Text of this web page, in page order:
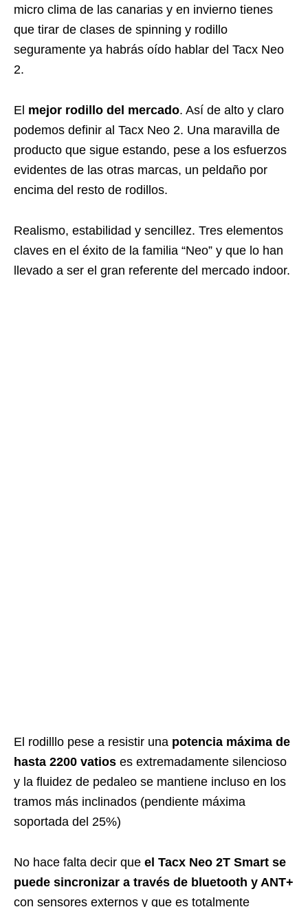
micro clima de las canarias y en invierno tienes
que tirar de clases de spinning y rodillo
seguramente ya habrás oído hablar del Tacx Neo
2.
El mejor rodillo del mercado. Así de alto y claro
podemos definir al Tacx Neo 2. Una maravilla de
producto que sigue estando, pese a los esfuerzos
evidentes de las otras marcas, un peldaño por
encima del resto de rodillos.
Realismo, estabilidad y sencillez. Tres elementos
claves en el éxito de la familia “Neo” y que lo han
llevado a ser el gran referente del mercado indoor.
El rodilllo pese a resistir una potencia máxima de
hasta 2200 vatios es extremadamente silencioso
y la fluidez de pedaleo se mantiene incluso en los
tramos más inclinados (pendiente máxima
soportada del 25%)
No hace falta decir que el Tacx Neo 2T Smart se
puede sincronizar a través de bluetooth y ANT+
con sensores externos y que es totalmente